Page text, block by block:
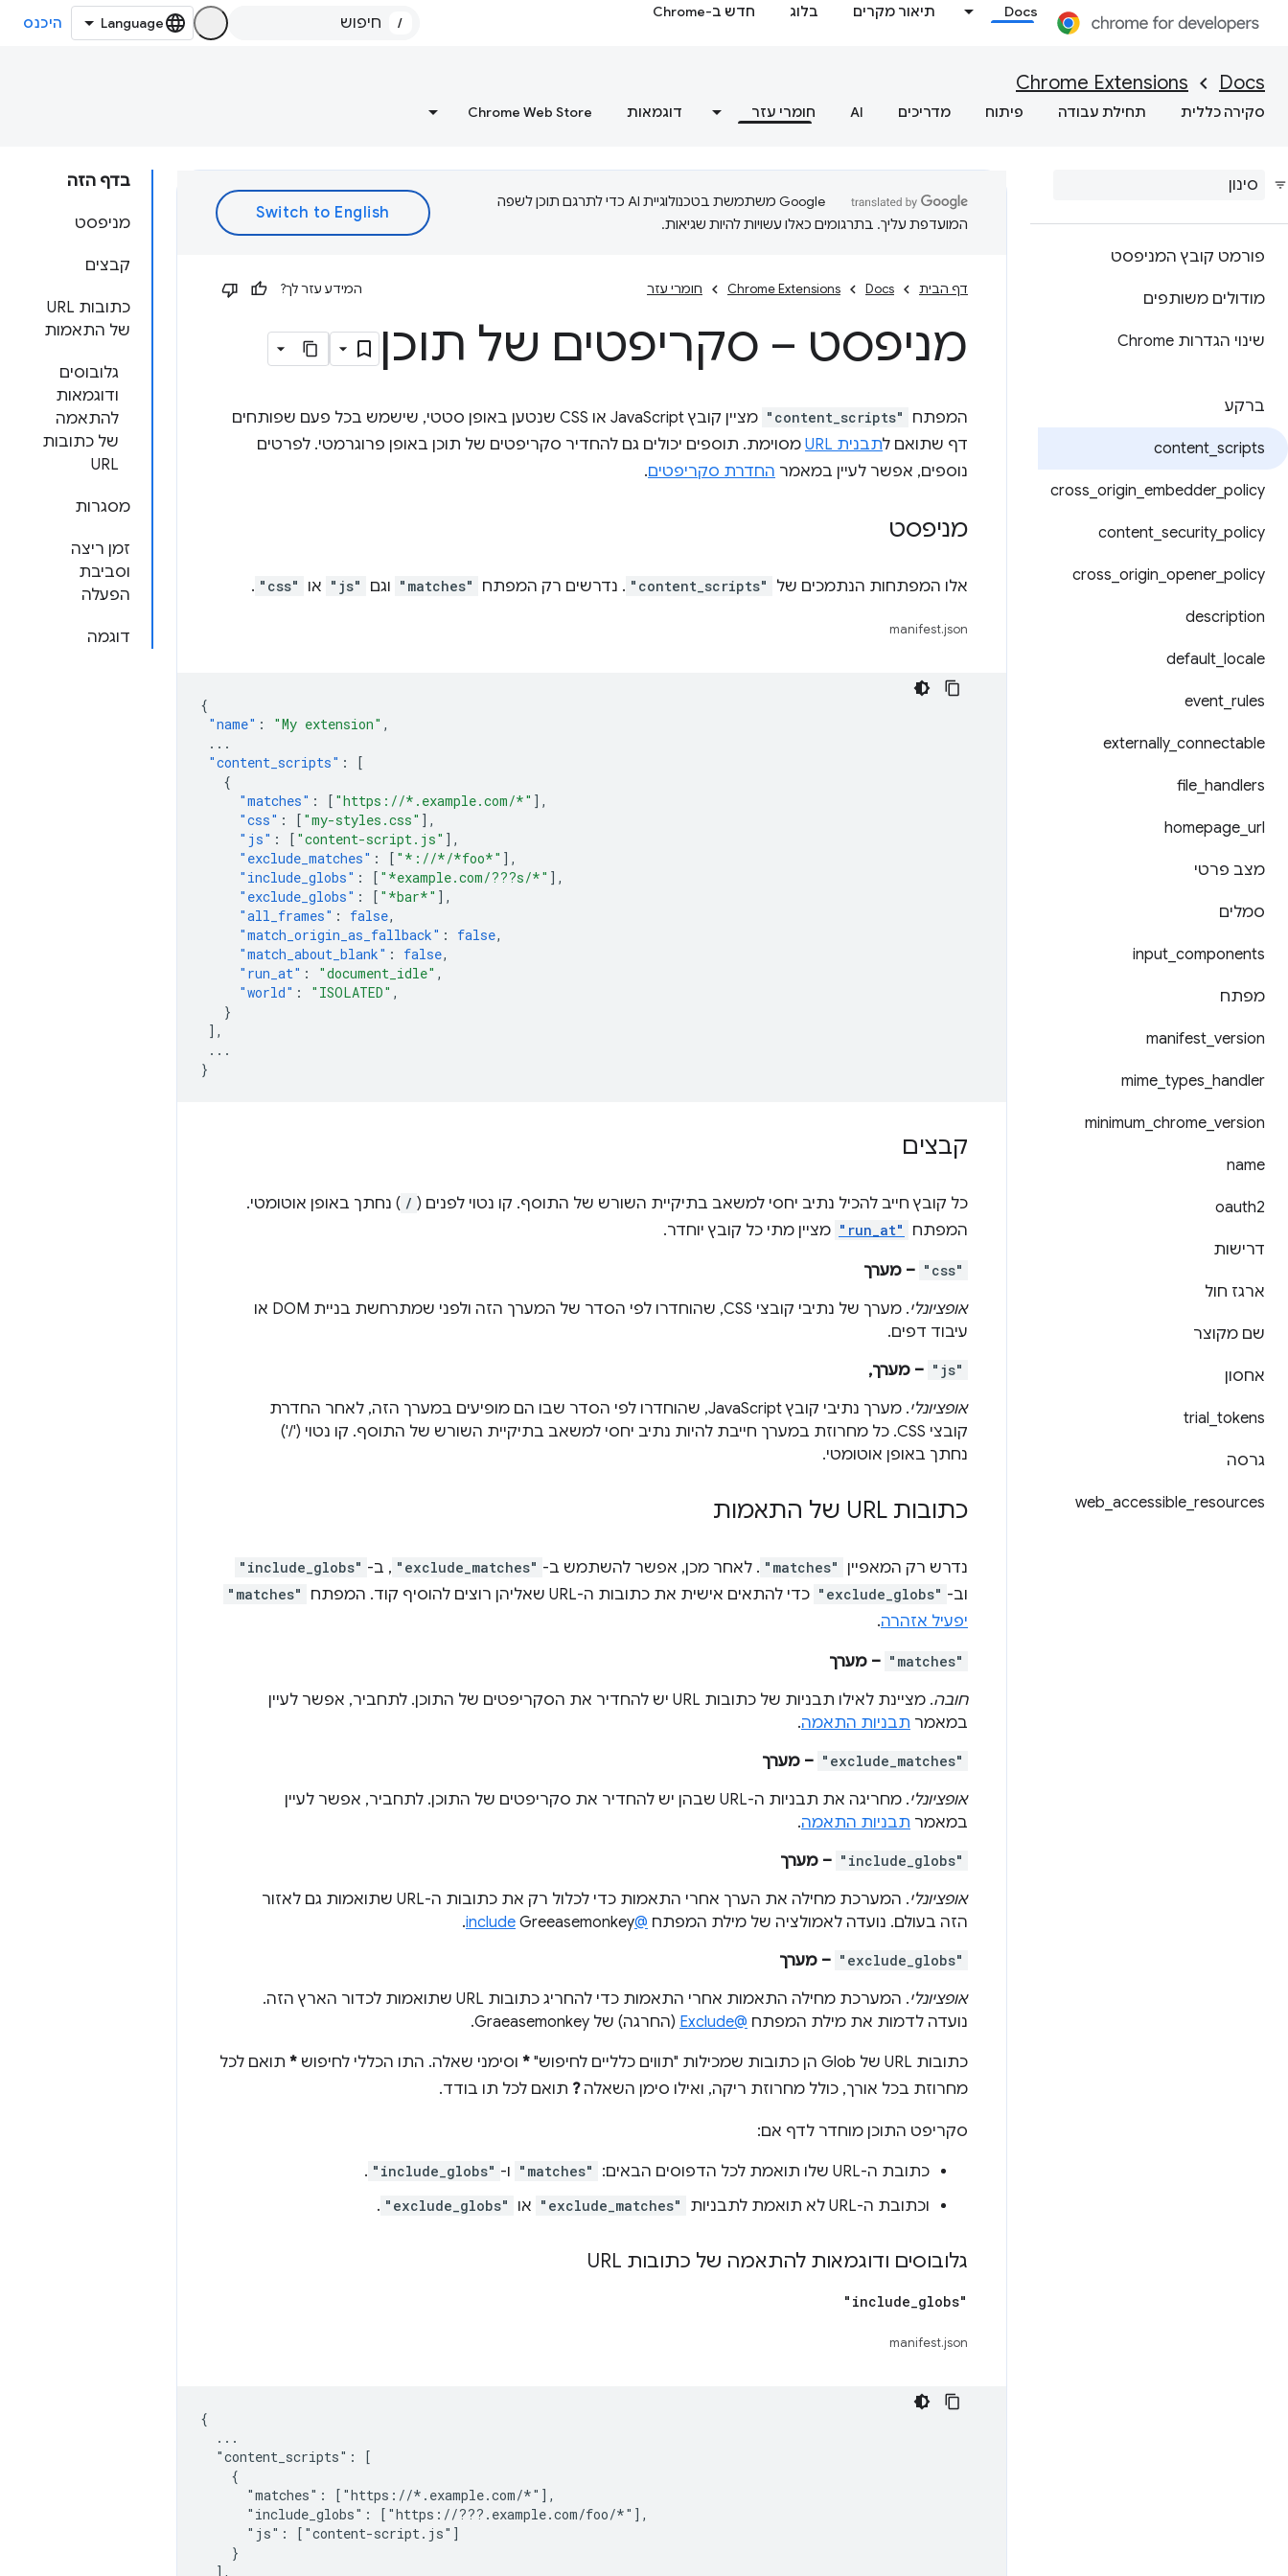
Docs תיאור מקרים בלוג חדש ב-Chrome
/ היכנס
Docs
Chrome Extensions
סקירה כללית תחילת עבודה פיתוח מדריכים AI חומרי עזר דוגמאות Chrome Web Store
פורמט קובץ המניפסט
מודולים משותפים
שינוי הגדרות Chrome
ברקע
content scripts
cross origin embedder_ policy
content security_ policy
cross origin opener_ policy
description
default locale
event rules
externally_ connectable
file handlers
homepage url
מצב פרטי
סמלים
input components
מפתח
manifest version
mime types handler
minimum chrome version
name
oauth2
דרישות
ארגז חול
שם מקוצר
אחסון
trial tokens
גרסה
web accessible resources
בדף הזה
מניפסט
קבצים
כתובות URL
של התאמות
גלובוסים
ודוגמאות
להתאמה
של כתובות
URL
מסגרות
זמן ריצה
וסביבת
הפעלה
דוגמה
‫Google משתמשת בטכנולוגיית AI כדי לתרגם תוכן לשפה
המועדפת עליך. בתרגומים כאלו עשויות להיות שגיאות.
דף הבית Docs
Chrome Extensions חומרי עזר המידע עזר לך?
מניפסט – סקריפטים של תוכן
המפתח "content_scripts"
מציין קובץ JavaScript או CSS שנטען באופן סטטי, שישמש בכל פעם שפותחים
דף שתואם לתבנית URL
מסוימת. תוספים יכולים גם להחדיר סקריפטים של תוכן באופן פרוגרמטי. לפרטים
נוספים, אפשר לעיין במאמר החדרת סקריפטים.
מניפסט
אלו המפתחות הנתמכים של "content_scripts" . נדרשים רק המפתח "matches" וגם "js" או "css"
.
manifest.json
{
"name" : "My extension" ,
...
"content_scripts" :
[
{
"matches" : [ "https://*.example.com/*" ],
"css" : [ "my-styles.css" ],
"js" : [ "content-script.js" ],
"exclude_matches" : [ "*://*/*foo*" ],
"include_globs" : [ "*example.com/???s/*" ],
"exclude_globs" : [ "*bar*" ],
"all_frames" : false,
"match_origin_as_fallback" : false,
"match_about_blank" : false,
"run_at" : "document_idle" ,
"world" : "ISOLATED" ,
}
],
...
}
קבצים
כל קובץ חייב להכיל נתיב יחסי למשאב בתיקיית השורש של התוסף. קו נטוי לפנים ( / ) נחתך באופן אוטומטי.
המפתח
"run_at" מציין מתי כל קובץ יוחדר.
"css" – מערך
אופציונלי
. מערך של נתיבי קובצי CSS, שהוחדרו לפי הסדר של המערך הזה ולפני שמתרחשת בניית DOM או
עיבוד דפים.
"js" – מערך,
אופציונלי
. מערך נתיבי קובץ JavaScript, שהוחדרו לפי הסדר שבו הם מופיעים במערך הזה, לאחר החדרת
קובצי CSS. כל מחרוזת במערך חייבת להיות נתיב יחסי למשאב בתיקיית השורש של התוסף. קו נטוי ('/')
נחתך באופן אוטומטי.
כתובות URL של התאמות
נדרש רק המאפיין "matches" . לאחר מכן, אפשר להשתמש ב- "exclude_matches" , ב- "include_globs"
וב- "exclude_globs" כדי להתאים אישית את כתובות ה-URL שאליהן רוצים להוסיף קוד. המפתח "matches"
יפעיל אזהרה.
"matches" – מערך
חובה
. מציינת לאילו תבניות של כתובות URL יש להחדיר את הסקריפטים של התוכן. לתחביר, אפשר לעיין
במאמר תבניות התאמה.
"exclude_matches" – מערך
אופציונלי
. מחריגה את תבניות ה-URL שבהן יש להחדיר את סקריפטים של התוכן. לתחביר, אפשר לעיין
במאמר תבניות התאמה.
"include_globs" – מערך
אופציונלי
. המערכת מחילה את הערך אחרי התאמות כדי לכלול רק את כתובות ה-URL שתואמות גם לאזור
הזה בעולם. נועדה לאמולציה של מילת המפתח @include
Greeasemonkey.
"exclude_globs" – מערך
אופציונלי
. המערכת מחילה התאמות אחרי התאמות כדי להחריג כתובות URL שתואמות לכדור הארץ הזה.
נועדה לדמות את מילת המפתח @Exclude (החרגה) של Graeasemonkey.
כתובות URL של Glob הן כתובות שמכילות "תווים כלליים לחיפוש" * וסימני שאלה. התו הכללי לחיפוש * תואם לכל
מחרוזת בכל אורך, כולל מחרוזת ריקה, ואילו סימן השאלה? תואם לכל תו בודד.
סקריפט התוכן מוחדר לדף אם:
כתובת ה-URL שלו תואמת לכל הדפוסים הבאים: "matches" ו- "include_globs"
.
וכתובת ה-URL לא תואמת לתבניות
"exclude_matches" או "exclude_globs"
.
גלובוסים ודוגמאות להתאמה של כתובות URL
"include_globs"
manifest.json
{
  ...
  "content_scripts": [
    {
      "matches": ["https://*.example.com/*"],
      "include_globs": ["https://???.example.com/foo/*"],
      "js": ["content-script.js"]
    }
  ],